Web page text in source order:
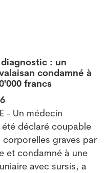
: un
condamné à
francs
- Un médecin
été déclaré coupable
corporelles graves par
et condamné à une
avec sursis, a